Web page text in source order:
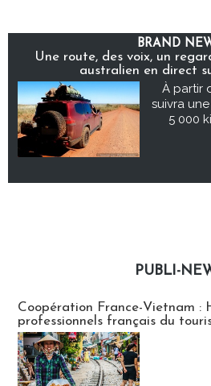
BRAND
Une route, des voix, un
australien en direct
À partir
suivra
5 000
PUBLI-
Coopération France-Vietnam :
professionnels français du